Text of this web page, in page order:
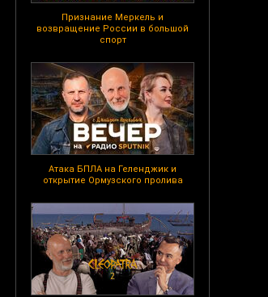
Признание Меркель и
возвращение России в большой
спорт
Атака БПЛА на Геленджик и
открытие Ормузского пролива